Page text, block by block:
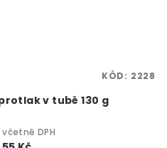
v tubě 130 g
DPH
KÓD: 2228